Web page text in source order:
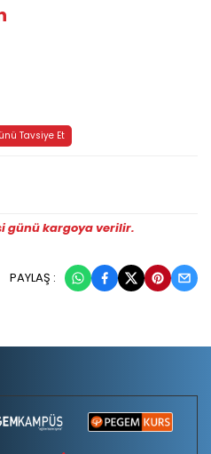
Tavsiye Et
günü kargoya verilir.
PAYLAŞ :